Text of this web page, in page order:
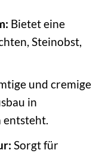
Bietet eine
Steinobst,
und cremige
in
entsteht.
Sorgt für